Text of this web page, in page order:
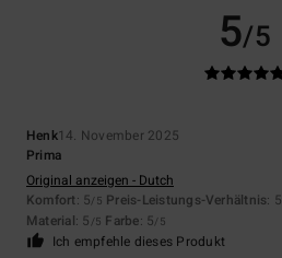
5/5
Henk14. November 2025
Prima
Original anzeigen - Dutch
Komfort: 5/5 Preis-Leistungs-Verhältnis: 5
Material: 5 /5 Farbe: 5/5
Ich empfehle dieses Produkt